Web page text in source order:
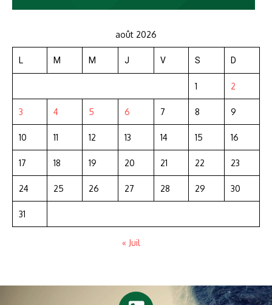
août 2026
L M M J V S D
1 2
3 4 5 6 7 8 9
10 11 12 13 14 15 16
17 18 19 20 21 22 23
24 25 26 27 28 29 30
31
« Juil